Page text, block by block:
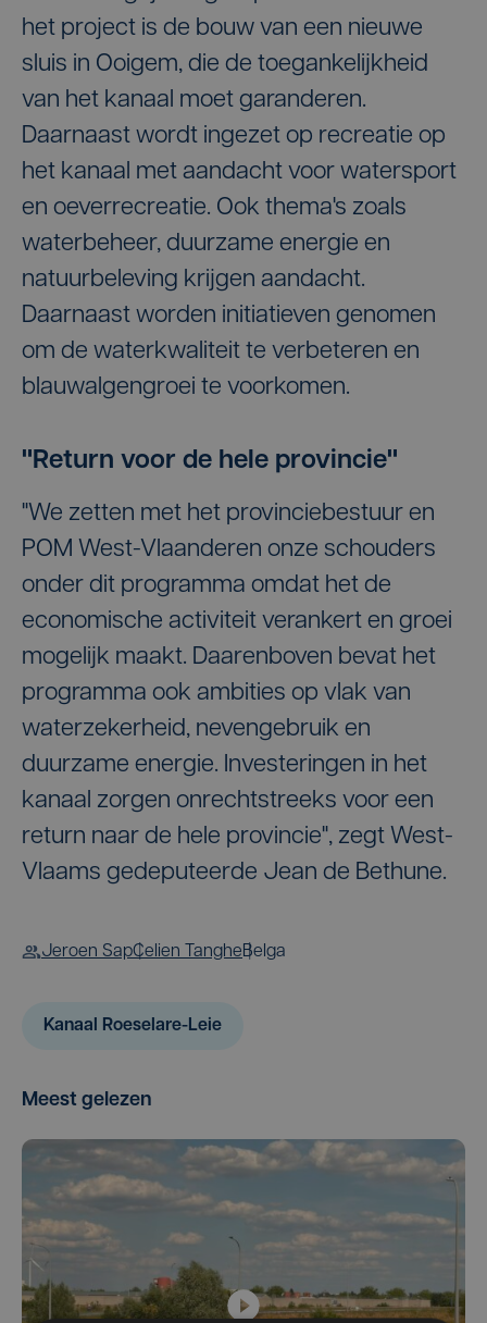
het project is de bouw van een nieuwe
sluis in Ooigem, die de toegankelijkheid
van het kanaal moet garanderen.
Daarnaast wordt ingezet op recreatie op
het kanaal met aandacht voor watersport
en oeverrecreatie. Ook thema's zoals
waterbeheer, duurzame energie en
natuurbeleving krijgen aandacht.
Daarnaast worden initiatieven genomen
om de waterkwaliteit te verbeteren en
blauwalgengroei te voorkomen.
"Return voor de hele provincie"
"We zetten met het provinciebestuur en
POM West-Vlaanderen onze schouders
onder dit programma omdat het de
economische activiteit verankert en groei
mogelijk maakt. Daarenboven bevat het
programma ook ambities op vlak van
waterzekerheid, nevengebruik en
duurzame energie. Investeringen in het
kanaal zorgen onrechtstreeks voor een
return naar de hele provincie", zegt West-
Vlaams gedeputeerde Jean de Bethune.
Jeroen SapCelien TangheBelga
Kanaal Roeselare-Leie
Meest gelezen